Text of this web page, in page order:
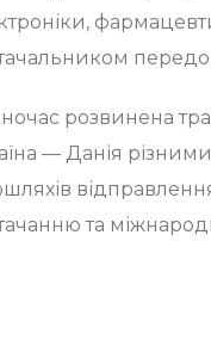
розвинена
— Данія
та